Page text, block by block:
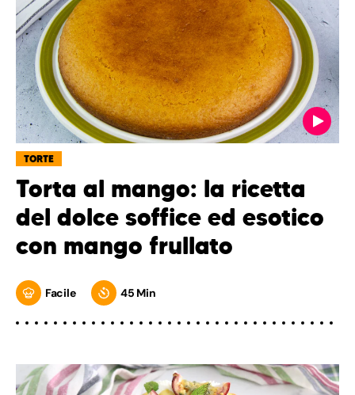
TORTE
Torta al mango: la ricetta
del dolce soffice ed esotico
con mango frullato
Facile 45 Min